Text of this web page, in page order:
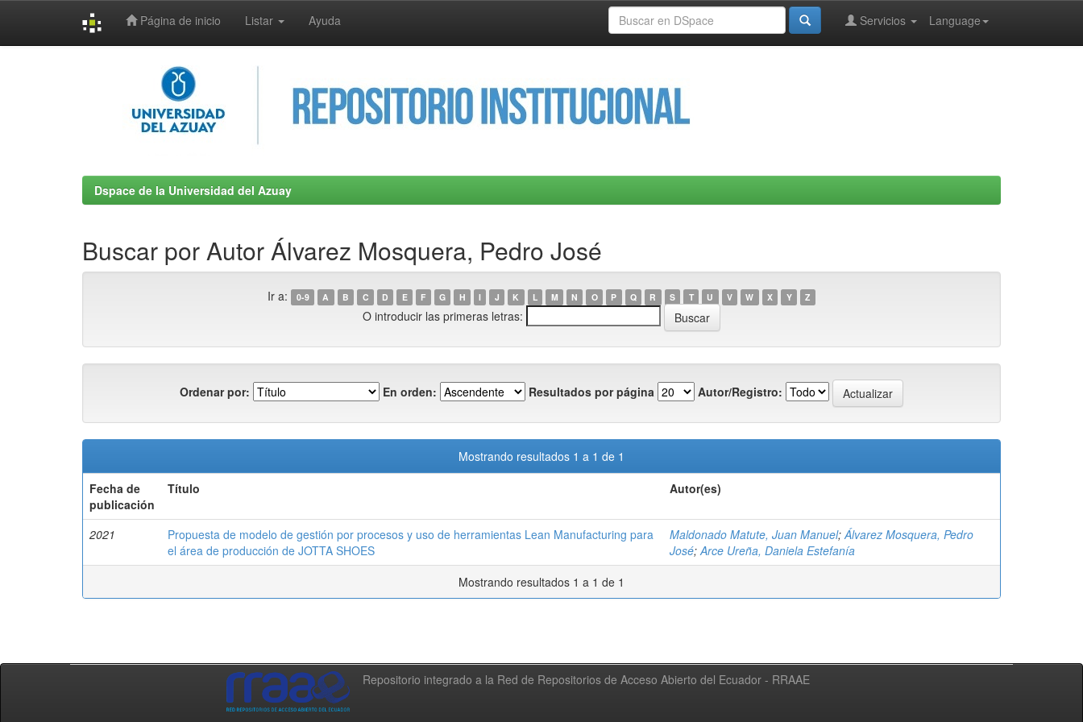
Página de inicio Listar Ayuda Language
Servicios
Dspace de la Universidad del Azuay
Buscar por Autor Álvarez Mosquera, Pedro José
Ir a: 0-9 A B C D E F G H I J K L M N O P Q R S T U V W X Y Z
O introducir las primeras letras:
Ordenar por: En orden: Resultados por página Autor/Registro:
Mostrando resultados 1 a 1 de 1
Fecha de
publicación
Título Autor(es)
2021
Propuesta de modelo de gestión por procesos y uso de herramientas Lean Manufacturing para
el área de producción de JOTTA SHOES
Maldonado Matute, Juan Manuel;Álvarez Mosquera, Pedro
José;Arce Ureña, Daniela Estefanía
Mostrando resultados 1 a 1 de 1
Repositorio integrado a la Red de Repositorios de Acceso Abierto del Ecuador - RRAAE